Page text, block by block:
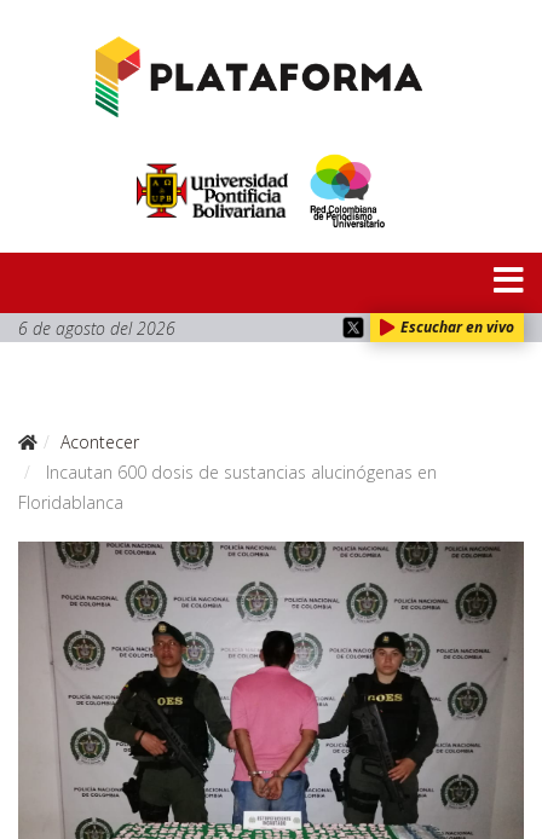
6 de agosto del 2026 Escuchar en vivo
Acontecer
Incautan 600 dosis de sustancias alucinógenas en
Floridablanca